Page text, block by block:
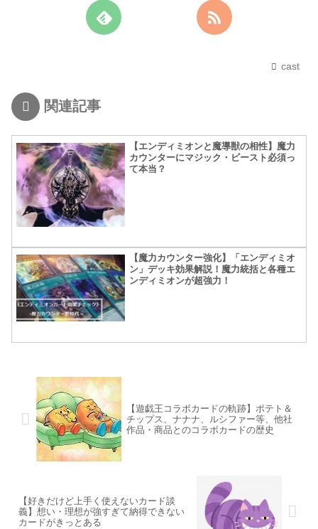
cast
関連記事
【エンディミオンと魔導獣の相性】魔力
カウンターにマジック・ビースト必須っ
て本当？
【魔力カウンター強化】「エンディミオ
ン」デッキ効果解説！魔力統括と各種エ
ンディミオンが超強力！
【遊戯王コラボカードの軌跡】ポテト＆
チップス、ナナナ、ルシファー等、他社
作品・商品とのコラボカードの歴史
【好きだけど上手く使えないカード談
義】想い・理想が強すぎて納得できない
カードがきっとある